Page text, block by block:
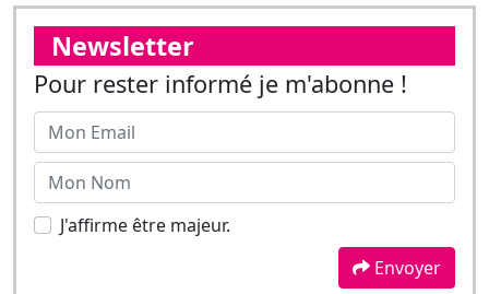
J'affirme être majeur.
Suivez-nous sur les réseaux